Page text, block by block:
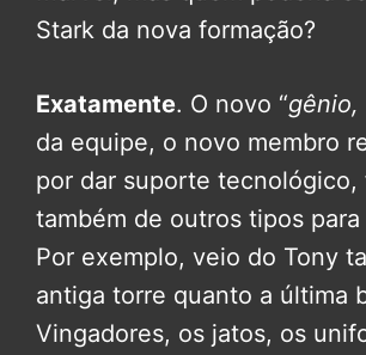
Stark da nova formação?
Exatamente. O novo “gênio,
da equipe, o novo membro
por dar suporte tecnológico,
também de outros tipos
Por exemplo, veio do Tony
antiga torre quanto a última
Vingadores, os jatos, os